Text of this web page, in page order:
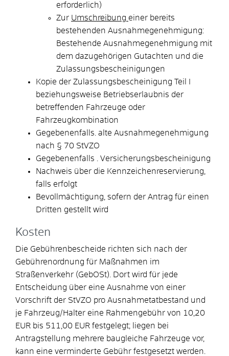
erforderlich)
Zur Umschreibung einer bereits
bestehenden Ausnahmegenehmigung:
Bestehende Ausnahmegenehmigung mit
dem dazugehörigen Gutachten und die
Zulassungsbescheinigungen
Kopie der Zulassungsbescheinigung Teil I
beziehungsweise Betriebserlaubnis der
betreffenden Fahrzeuge oder
Fahrzeugkombination
Gegebenenfalls. alte Ausnahmegenehmigung
nach § 70 StVZO
Gegebenenfalls . Versicherungsbescheinigung
Nachweis über die Kennzeichenreservierung,
falls erfolgt
Bevollmächtigung, sofern der Antrag für einen
Dritten gestellt wird
Kosten
Die Gebührenbescheide richten sich nach der
Gebührenordnung für Maßnahmen im
Straßenverkehr (GebOSt). Dort wird für jede
Entscheidung über eine Ausnahme von einer
Vorschrift der StVZO pro Ausnahmetatbestand und
je Fahrzeug/Halter eine Rahmengebühr von 10,20
EUR bis 511,00 EUR festgelegt; liegen bei
Antragstellung mehrere baugleiche Fahrzeuge vor,
kann eine verminderte Gebühr festgesetzt werden.